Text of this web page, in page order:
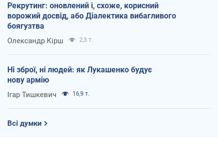
Рекрутинг: оновлений і, схоже, корисний
ворожий досвід, або Діалектика вибагливого
боягузтва
Олександр Кірш 2,3 т.
Ні зброї, ні людей: як Лукашенко будує
нову армію
Ігар Тишкевич 16,9 т.
Всі думки